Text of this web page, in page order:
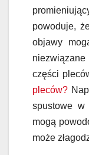
powoduje,
objawy
części
pleców?
spustowe w
mogą
może